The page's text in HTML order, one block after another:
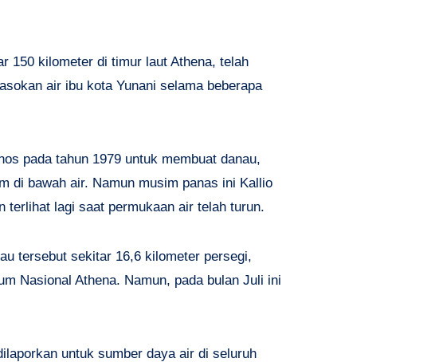
150 kilometer di timur laut Athena, telah
air ibu kota Yunani selama beberapa
pada tahun 1979 untuk membuat danau,
di bawah air. Namun musim panas ini Kallio
terlihat lagi saat permukaan air telah turun.
tersebut sekitar 16,6 kilometer persegi,
Nasional Athena. Namun, pada bulan Juli ini
untuk sumber daya air di seluruh